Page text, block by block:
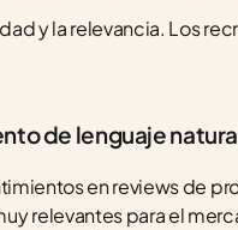
y la relevancia. Los
de lenguaje
en reviews de
relevantes para el